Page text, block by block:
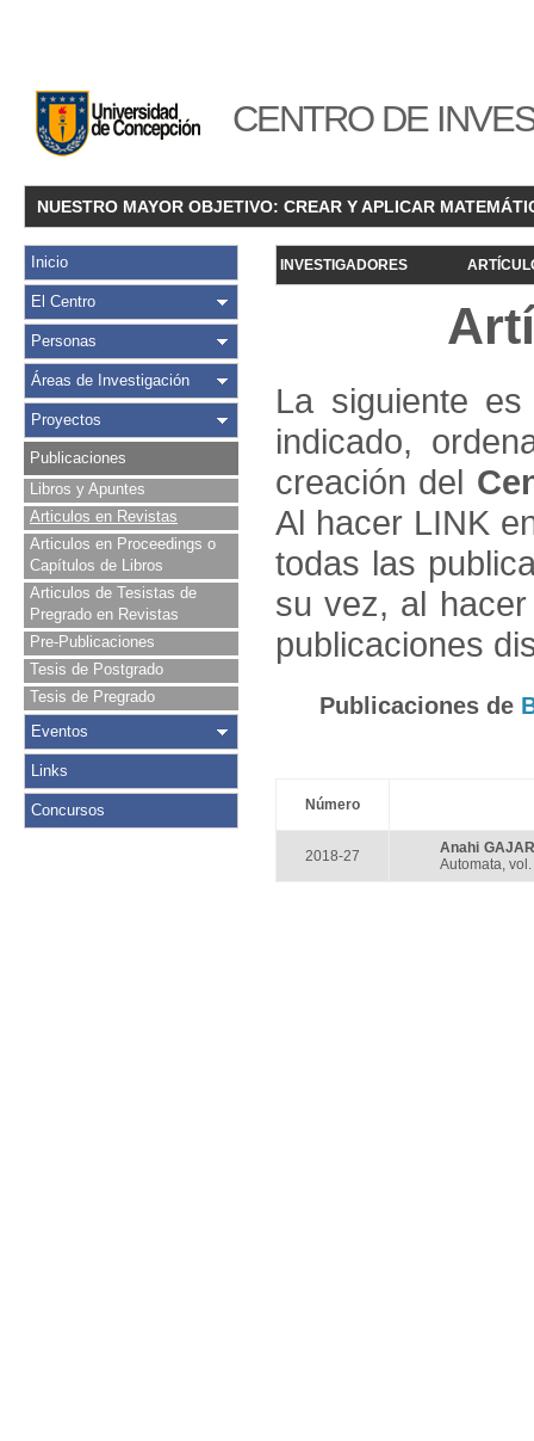
CENTRO DE
NUESTRO MAYOR OBJETIVO: CREAR Y APLICAR
Inicio
El Centro
Personas
Áreas de Investigación
Proyectos
Publicaciones
Libros y Apuntes
Articulos en Revistas
Articulos en Proceedings o
Capítulos de Libros
Articulos de Tesistas de
Pregrado en Revistas
Pre-Publicaciones
Tesis de Postgrado
Tesis de Pregrado
Eventos
Links
Concursos
INVESTIGADORES
La siguiente
indicado,
creación del
Al hacer LINK
todas las
su vez, al
publicaciones
Publicaciones de
Número
2018-27
Anahi
Automata,